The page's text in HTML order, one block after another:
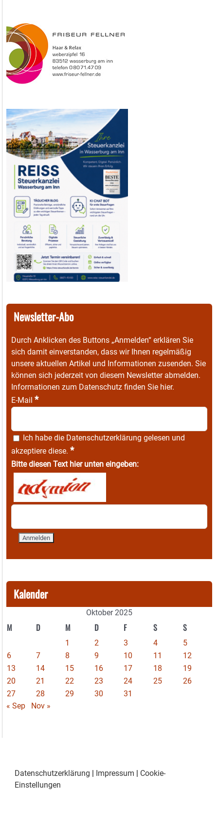
Newsletter-Abo
Durch Anklicken des Buttons „Anmelden“ erklären Sie
sich damit einverstanden, dass wir Ihnen regelmäßig
unsere aktuellen Artikel und Informationen zusenden. Sie
können sich jederzeit von diesem Newsletter abmelden.
Informationen zum Datenschutz finden Sie hier.
E-Mail *
Ich habe die Datenschutzerklärung gelesen und
akzeptiere diese. *
Bitte diesen Text hier unten eingeben:
Kalender
Oktober 2025
M D M D F S S
1 2 3 4
5
6
7 8 9 10 11
12
13
14 15 16 17 18
19
20
21 22 23 24 25
26
27
28 29 30
31
« Sep
Nov »
Datenschutzerklärung | Impressum | Cookie-
Einstellungen